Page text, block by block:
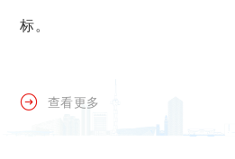
标。
查看更多